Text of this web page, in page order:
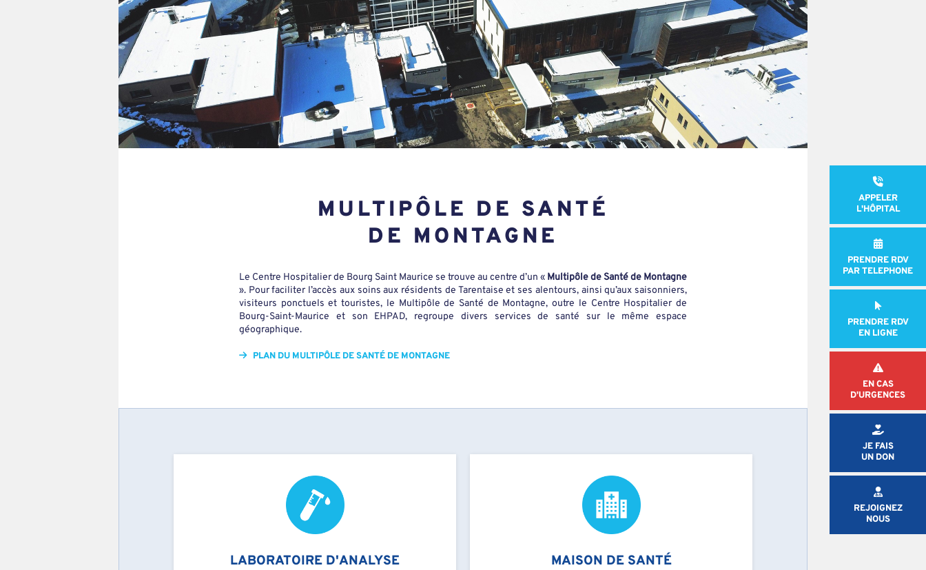
APPELER
L'HÔPITAL
PRENDRE RDV
PAR TELEPHONE
PRENDRE RDV
EN LIGNE
EN CAS
D'URGENCES
JE FAIS
UN DON
REJOIGNEZ
NOUS
MULTIPÔLE DE SANTÉ
DE MONTAGNE
Le Centre Hospitalier de Bourg Saint Maurice se trouve au centre d’un « Multipôle de Santé de Montagne
». Pour faciliter l’accès aux soins aux résidents de Tarentaise et ses alentours, ainsi qu’aux saisonniers,
visiteurs ponctuels et touristes, le Multipôle de Santé de Montagne, outre le Centre Hospitalier de
Bourg-Saint-Maurice et son EHPAD, regroupe divers services de santé sur le même espace
géographique.
PLAN DU MULTIPÔLE DE SANTÉ DE MONTAGNE
LABORATOIRE D'ANALYSE MAISON DE SANTÉ